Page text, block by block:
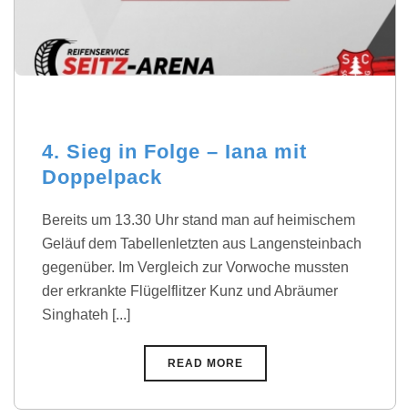
4. Sieg in Folge – Iana mit
Doppelpack
Bereits um 13.30 Uhr stand man auf heimischem
Geläuf dem Tabellenletzten aus Langensteinbach
gegenüber. Im Vergleich zur Vorwoche mussten
der erkrankte Flügelflitzer Kunz und Abräumer
Singhateh [...]
READ MORE